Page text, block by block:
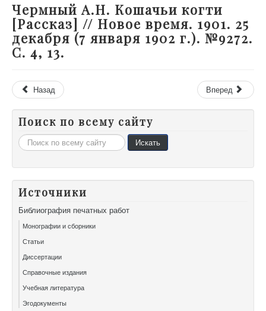
Чермный А.Н. Кошачьи когти
[Рассказ] // Новое время. 1901. 25
декабря (7 января 1902 г.). №9272.
С. 4, 13.
Назад Вперед
Поиск по всему сайту
Искать... Искать
Источники
Библиография печатных работ
Монографии и сборники
Статьи
Диссертации
Справочные издания
Учебная литература
Эгодокументы